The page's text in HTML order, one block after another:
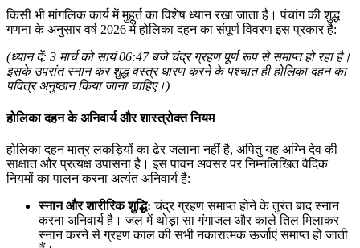
किसी भी मांगलिक कार्य में मुहूर्त का विशेष ध्यान रखा जाता है। पंचांग की शुद्ध
गणना के अनुसार वर्ष 2026 में होलिका दहन का संपूर्ण विवरण इस प्रकार है:
(ध्यान दें: 3 मार्च को सायं 06:47 बजे चंद्र ग्रहण पूर्ण रूप से समाप्त हो रहा है।
इसके उपरांत स्नान कर शुद्ध वस्त्र धारण करने के पश्चात ही होलिका दहन का
पवित्र अनुष्ठान किया जाना चाहिए।)
होलिका दहन के अनिवार्य और शास्त्रोक्त नियम
होलिका दहन मात्र लकड़ियों का ढेर जलाना नहीं है, अपितु यह अग्नि देव की
साक्षात और प्रत्यक्ष उपासना है। इस पावन अवसर पर निम्नलिखित वैदिक
नियमों का पालन करना अत्यंत अनिवार्य है:
स्नान और शारीरिक शुद्धि: चंद्र ग्रहण समाप्त होने के तुरंत बाद स्नान
करना अनिवार्य है। जल में थोड़ा सा गंगाजल और काले तिल मिलाकर
स्नान करने से ग्रहण काल की सभी नकारात्मक ऊर्जाएं समाप्त हो जाती